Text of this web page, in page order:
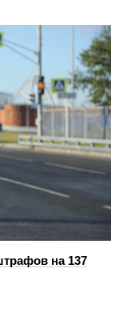
на 137